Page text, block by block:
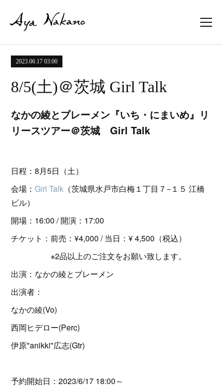
2023.06.17 03:00
8/5(土)＠茨城 Girl Talk
なかの綾とブレーメン『いち・にまいめ』リ
リースツアー＠茨城 Girl Talk
日程：8月5日（土）
会場：Girl Talk （茨城県水戸市白梅１丁目７−１５ 江橋
ビル）
開場：16:00 / 開演：17:00
チケット：前売：¥4,000 / 当日：¥ 4,500（税込）
※2品以上のご注文をお願い致します。
出演：なかの綾とブレーメン
出演者：
なかの綾(Vo)
西岡ヒデロー(Perc)
伊原"anikki"広志(Gtr)
予約開始日：2023/6/17 18:00～